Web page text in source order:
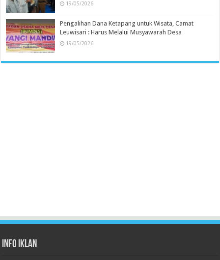
19/05/2026
Pengalihan Dana Ketapang untuk Wisata, Camat
Leuwisari : Harus Melalui Musyawarah Desa
19/05/2026
Info Iklan